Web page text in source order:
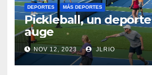
DEPORTES MÁS DEPORTES
Pickleball, un
auge
NOV 12, 2023 JLRIO